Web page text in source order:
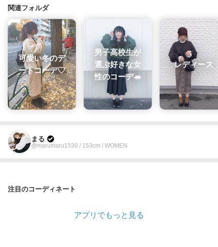
関連フォルダ
可愛い冬のデ
ートコーデ♡
男子高校生が
選ぶ好きな女
性のコーデ🦔
レディース
まる
@marumaru1530 / 153cm / WOMEN
注目のコーディネート
アプリでもっと見る